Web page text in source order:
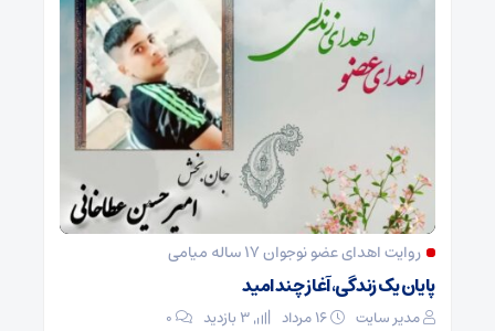
روایت اهدای عضو نوجوان ۱۷ ساله میامی
پایان یک زندگی، آغاز چند امید
مدیر سایت ۰